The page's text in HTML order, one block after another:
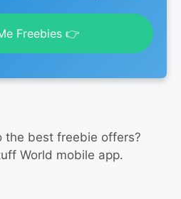
Freebies 👉
the best freebie offers?
World mobile app.